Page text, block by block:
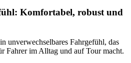
Komfortabel, robust und
unverwechselbares Fahrgefühl, das
Fahrer im Alltag und auf Tour macht.